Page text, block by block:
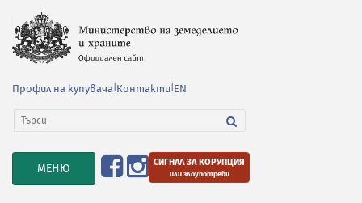
Профил на купувача Контакти EN
TOGGLE
NAVIGATION
МЕНЮ СИГНАЛ ЗА КОРУПЦИЯ
или злоупотреби